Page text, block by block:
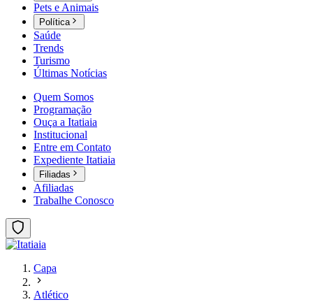
Pets e Animais
Política
Saúde
Trends
Turismo
Últimas Notícias
Quem Somos
Programação
Ouça a Itatiaia
Institucional
Entre em Contato
Expediente Itatiaia
Filiadas
Afiliadas
Trabalhe Conosco
Capa
Atlético